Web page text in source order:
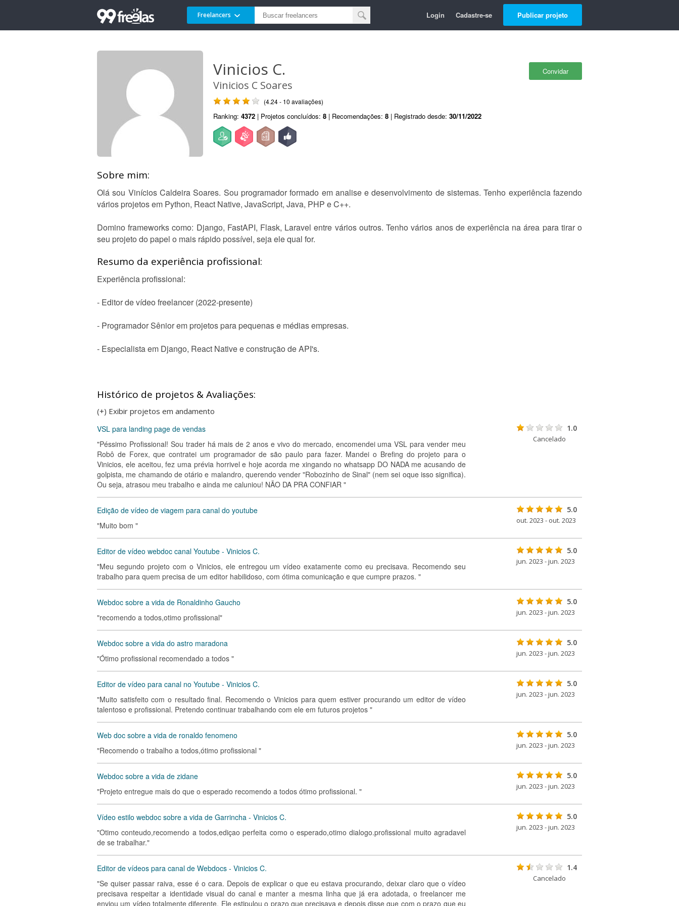
Freelancers Login Cadastre-se Publicar projeto
Convidar
Vinicios C.
Vinicios C Soares
(4.24 - 10 avaliações)
Ranking: 4372 | Projetos concluídos: 8 | Recomendações: 8 | Registrado desde: 30/11/2022
Sobre mim:
Olá sou Vinícios Caldeira Soares. Sou programador formado em analise e desenvolvimento de sistemas. Tenho experiência fazendo
vários projetos em Python, React Native, JavaScript, Java, PHP e C++.
Domino frameworks como: Django, FastAPI, Flask, Laravel entre vários outros. Tenho vários anos de experiência na área para tirar o
seu projeto do papel o mais rápido possível, seja ele qual for.
Resumo da experiência profissional:
Experiência profissional:
- Editor de vídeo freelancer (2022-presente)
- Programador Sênior em projetos para pequenas e médias empresas.
- Especialista em Django, React Native e construção de API's.
Histórico de projetos & Avaliações:
(+) Exibir projetos em andamento
VSL para landing page de vendas
"Péssimo Profissional! Sou trader há mais de 2 anos e vivo do mercado, encomendei uma VSL para vender meu
Robô de Forex, que contratei um programador de são paulo para fazer. Mandei o Brefing do projeto para o
Vinicios, ele aceitou, fez uma prévia horrivel e hoje acorda me xingando no whatsapp DO NADA me acusando de
golpista, me chamando de otário e malandro, querendo vender "Robozinho de Sinal" (nem sei oque isso significa).
Ou seja, atrasou meu trabalho e ainda me caluniou! NÃO DA PRA CONFIAR "
1.0
Cancelado
Edição de vídeo de viagem para canal do youtube
"Muito bom "
5.0
out. 2023 - out. 2023
Editor de vídeo webdoc canal Youtube - Vinicios C.
"Meu segundo projeto com o Vinicios, ele entregou um vídeo exatamente como eu precisava. Recomendo seu
trabalho para quem precisa de um editor habilidoso, com ótima comunicação e que cumpre prazos. "
5.0
jun. 2023 - jun. 2023
Webdoc sobre a vida de Ronaldinho Gaucho
"recomendo a todos,otimo profissional"
5.0
jun. 2023 - jun. 2023
Webdoc sobre a vida do astro maradona
"Ótimo profissional recomendado a todos "
5.0
jun. 2023 - jun. 2023
Editor de vídeo para canal no Youtube - Vinicios C.
"Muito satisfeito com o resultado final. Recomendo o Vinicios para quem estiver procurando um editor de vídeo
talentoso e profissional. Pretendo continuar trabalhando com ele em futuros projetos "
5.0
jun. 2023 - jun. 2023
Web doc sobre a vida de ronaldo fenomeno
"Recomendo o trabalho a todos,ótimo profissional "
5.0
jun. 2023 - jun. 2023
Webdoc sobre a vida de zidane
"Projeto entregue mais do que o esperado recomendo a todos ótimo profissional. "
5.0
jun. 2023 - jun. 2023
Vídeo estilo webdoc sobre a vida de Garrincha - Vinicios C.
"Otimo conteudo,recomendo a todos,ediçao perfeita como o esperado,otimo dialogo.profissional muito agradavel
de se trabalhar."
5.0
jun. 2023 - jun. 2023
Editor de vídeos para canal de Webdocs - Vinicios C.
"Se quiser passar raiva, esse é o cara. Depois de explicar o que eu estava procurando, deixar claro que o vídeo
precisava respeitar a identidade visual do canal e manter a mesma linha que já era adotada, o freelancer me
enviou um vídeo totalmente diferente. Ele estipulou o prazo que precisava e depois disse que com o prazo que eu
1.4
Cancelado